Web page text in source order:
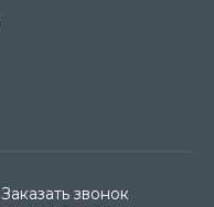
Заказать звонок